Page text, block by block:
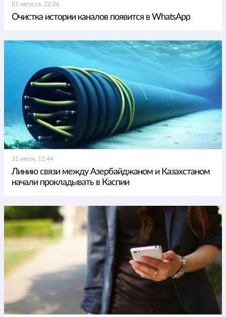
01 августа, 22:26
Очистка истории каналов появится в WhatsApp
31 июля, 11:44
Линию связи между Азербайджаном и Казахстаном
начали прокладывать в Каспии